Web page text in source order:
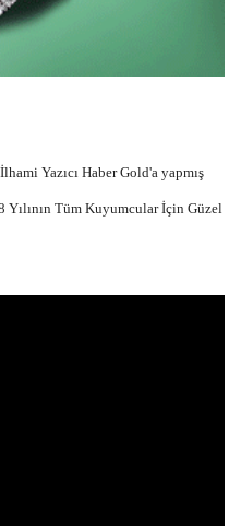
Yazıcı Haber Gold'a yapmış
Yılının Tüm Kuyumcular İçin Güzel